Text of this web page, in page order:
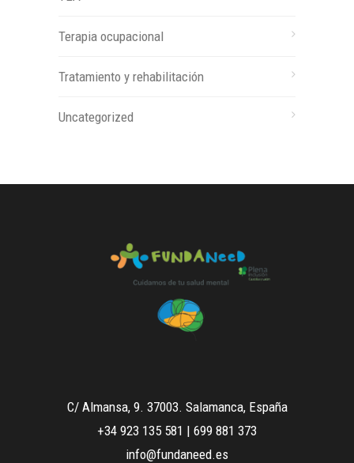
Terapia ocupacional
Tratamiento y rehabilitación
Uncategorized
C/ Almansa, 9. 37003. Salamanca, España
+34 923 135 581 | 699 881 373
info@fundaneed.es